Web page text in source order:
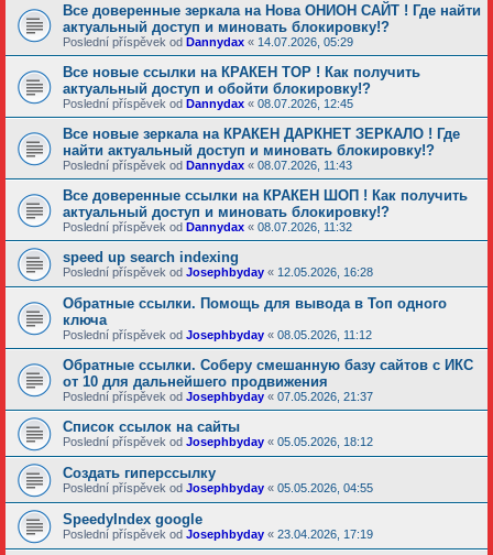
Все доверенные зеркала на Нова ОНИОН САЙТ ! Где найти
актуальный доступ и миновать блокировку!?
Poslední příspěvek od Dannydax « 14.07.2026, 05:29
Все новые ссылки на КРАКЕН ТОР ! Как получить
актуальный доступ и обойти блокировку!?
Poslední příspěvek od Dannydax « 08.07.2026, 12:45
Все новые зеркала на КРАКЕН ДАРКНЕТ ЗЕРКАЛО ! Где
найти актуальный доступ и миновать блокировку!?
Poslední příspěvek od Dannydax « 08.07.2026, 11:43
Все доверенные ссылки на КРАКЕН ШОП ! Как получить
актуальный доступ и миновать блокировку!?
Poslední příspěvek od Dannydax « 08.07.2026, 11:32
speed up search indexing
Poslední příspěvek od Josephbyday « 12.05.2026, 16:28
Обратные ссылки. Помощь для вывода в Топ одного
ключа
Poslední příspěvek od Josephbyday « 08.05.2026, 11:12
Обратные ссылки. Соберу смешанную базу сайтов с ИКС
от 10 для дальнейшего продвижения
Poslední příspěvek od Josephbyday « 07.05.2026, 21:37
Список ссылок на сайты
Poslední příspěvek od Josephbyday « 05.05.2026, 18:12
Создать гиперссылку
Poslední příspěvek od Josephbyday « 05.05.2026, 04:55
SpeedyIndex google
Poslední příspěvek od Josephbyday « 23.04.2026, 17:19